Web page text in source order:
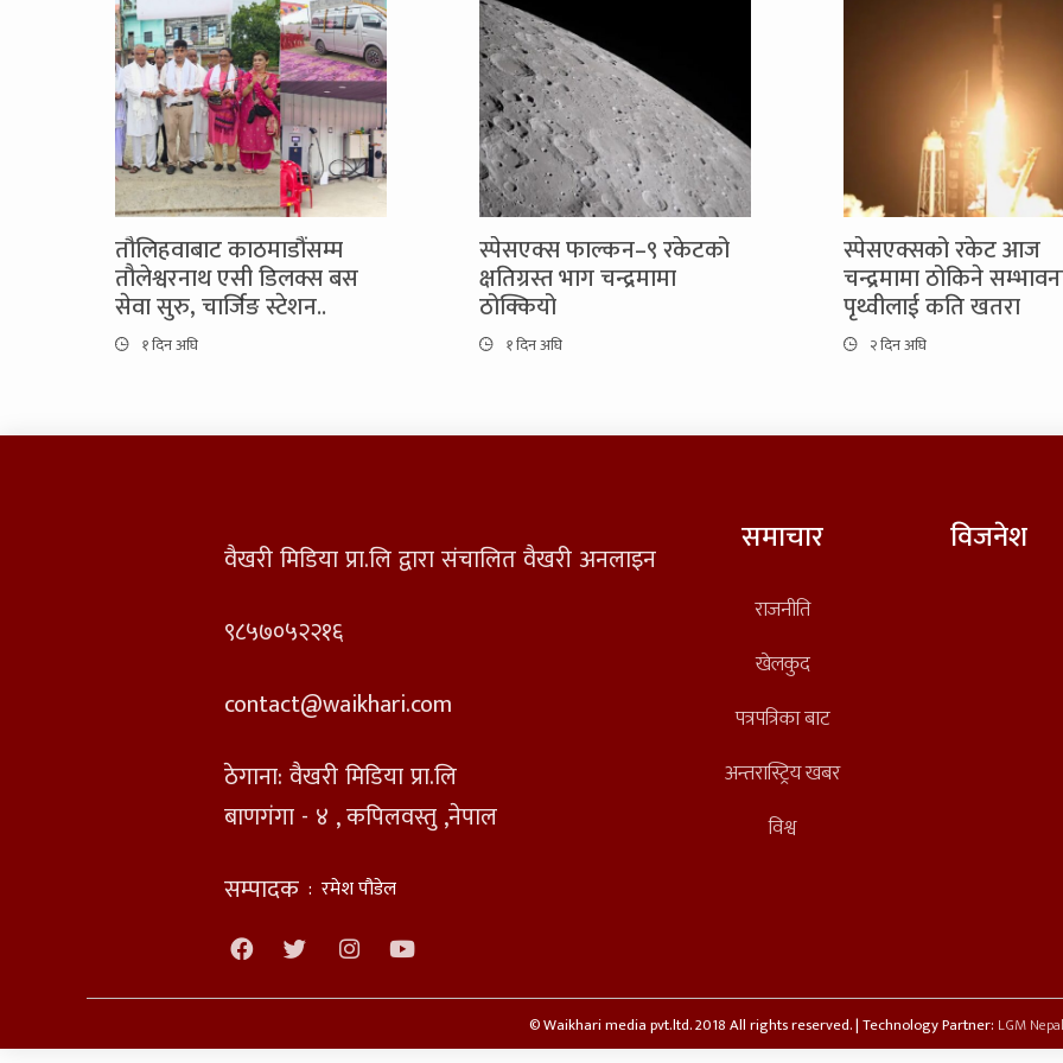
तौलिहवाबाट काठमाडौंसम्म
तौलेश्वरनाथ एसी डिलक्स बस
सेवा सुरु, चार्जिङ स्टेशन..
१ दिन अघि
स्पेसएक्स फाल्कन–९ रकेटको
क्षतिग्रस्त भाग चन्द्रमामा
ठोक्कियो
१ दिन अघि
स्पेसएक्सको रकेट आज
चन्द्रमामा ठोकिने
पृथ्वीलाई कति खतरा
२ दिन अघि
वैखरी मिडिया प्रा.लि द्वारा संचालित वैखरी अनलाइन
९८५७०५२२१६
contact@waikhari.com
ठेगाना: वैखरी मिडिया प्रा.लि
बाणगंगा - ४ , कपिलवस्तु ,नेपाल
सम्पादक : रमेश पौडेल
समाचार
राजनीति
खेलकुद
पत्रपत्रिका बाट
अन्तरास्ट्रिय खबर
विश्व
विजनेश
© Waikhari media pvt.ltd. 2018 All rights reserved. | Technology Partner: LGM